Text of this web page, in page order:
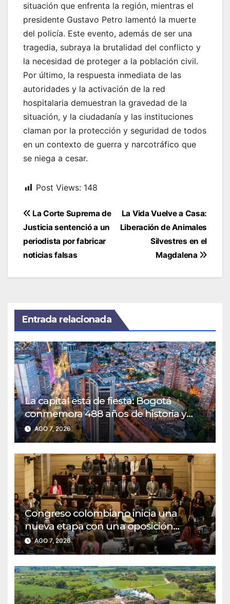
situación que enfrenta la región, mientras el
presidente Gustavo Petro lamentó la muerte
del policía. Este evento, además de ser una
tragedia, subraya la brutalidad del conflicto y
la necesidad de proteger a la población civil.
Por último, la respuesta inmediata de las
autoridades y la activación de la red
hospitalaria demuestran la gravedad de la
situación, y la ciudadanía y las instituciones
claman por la protección y seguridad de todos
en un contexto de guerra y narcotráfico que
se niega a cesar.
Post Views: 148
Navegación
de
entradas
La Vida Vuelve a Casa:
Liberación de Animales
Silvestres en el
Magdalena
La Corte Suprema de
Justicia sentenció a un
periodista por fabricar
noticias falsas
Entrada relacionada
La capital está de fiesta: Bogotá
conmemora 488 años de historia y
renovación
AGO 7, 2026
Congreso colombiano inicia una
nueva etapa con una oposición
decidida a defender las reformas
sociales
AGO 7, 2026